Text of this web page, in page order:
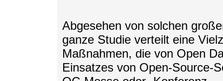
Abgesehen von solchen
ganze Studie verteilt eine
Maßnahmen, die von Open
Einsatzes von Open-Source-